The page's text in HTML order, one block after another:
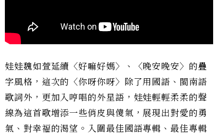
娃娃魏如萱延續〈好嘛好媽〉、〈晚安晚安〉的疊
字風格，這次的〈你呀你呀〉除了用國語、閩南語
歌詞外，更加入哼唱的外星語，娃娃輕輕柔柔的聲
線為這首歌增添一些俏皮與傻氣，展現出對愛的勇
氣、對幸福的渴望。入圍最佳國語專輯、最佳專輯